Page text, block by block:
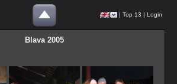
| Top 13 | Login
Blava 2005